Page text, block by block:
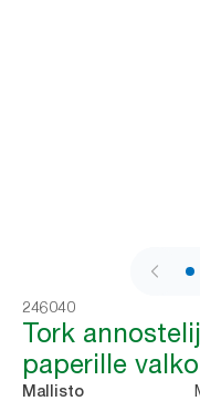
246040
Tork
paperille
Mallisto